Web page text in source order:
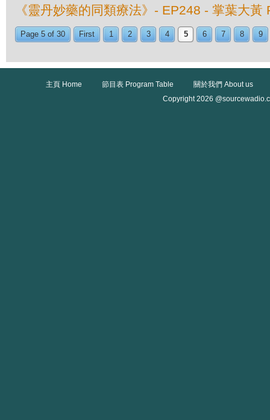
《靈丹妙藥的同類療法》- EP248 - 掌葉大
Page 5 of 30 First 1 2 3 4 5 6 7 8 9
主頁 Home 節目表 Program Table
關於我們 About us
Copyright 2026